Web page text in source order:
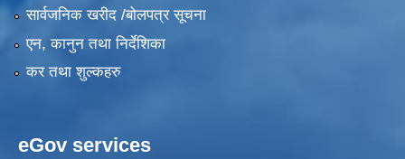
सार्वजनिक खरीद /बोलपत्र सूचना
एन, कानुन तथा निर्देशिका
कर तथा शुल्कहरु
eGov services